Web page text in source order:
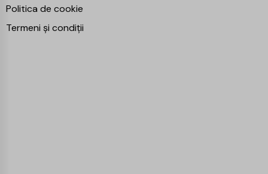
Politica de cookie
Termeni și condiții